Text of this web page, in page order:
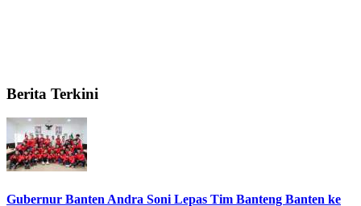
Berita Terkini
Gubernur Banten Andra Soni Lepas Tim Banteng Banten ke